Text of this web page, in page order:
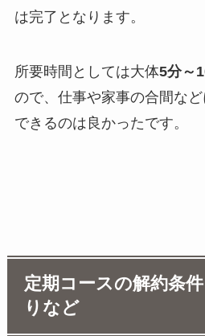
は完了となります。
所要時間としては大体5分～
ので、仕事や家事の合間な
できるのは良かったです。
定期コースの解約条
りなど